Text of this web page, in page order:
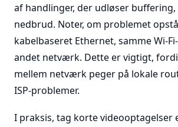
af handlinger, der udløser
nedbrud. Noter, om problemet
kabelbaseret Ethernet, samme Wi-
andet netværk. Dette er vigtigt,
mellem netværk peger på lokale
ISP-problemer.
I praksis, tag korte videooptagelser